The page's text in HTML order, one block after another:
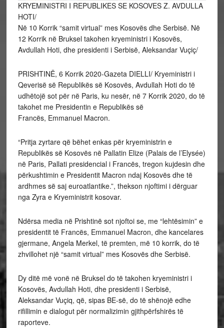
KRYEMINISTRI I REPUBLIKES SE KOSOVES Z. AVDULLA
HOTI/
Në 10 Korrik “samit virtual” mes Kosovës dhe Serbisë. Në
12 Korrik në Bruksel takohen kryeministri i Kosovës,
Avdullah Hoti, dhe presidenti i Serbisë, Aleksandar Vuçiç/
PRISHTINË, 6 Korrik 2020-Gazeta DIELLI/ Kryeministri i
Qeverisë së Republikës së Kosovës, Avdullah Hoti do të
udhëtojë sot për në Paris, ku nesër, në 7 Korrik 2020, do të
takohet me Presidentin e Republikës së
Francës, Emmanuel Macron.
“Pritja zyrtare që bëhet enkas për kryeministrin e
Republikës së Kosovës në Pallatin Elize (Palais de l’Elysée)
në Paris, Pallati presidencial i Francës, tregon kujdesin dhe
përkushtimin e Presidentit Macron ndaj Kosovës dhe të
ardhmes së saj euroatlantike.”, thekson njoftimi i dërguar
nga Zyra e Kryeministrit kosovar.
Ndërsa media në Prishtinë sot njoftoi se, me “lehtësimin” e
presidentit të Francës, Emmanuel Macron, dhe kancelares
gjermane, Angela Merkel, të premten, më 10 korrik, do të
zhvillohet një “samit virtual” mes Kosovës dhe Serbisë.
Dy ditë më vonë në Bruksel do të takohen kryeministri i
Kosovës, Avdullah Hoti, dhe presidenti i Serbisë,
Aleksandar Vuçiq, që, sipas BE-së, do të shënojë edhe
rifillimin e dialogut për normalizimin gjithpërfshirës të
raporteve.